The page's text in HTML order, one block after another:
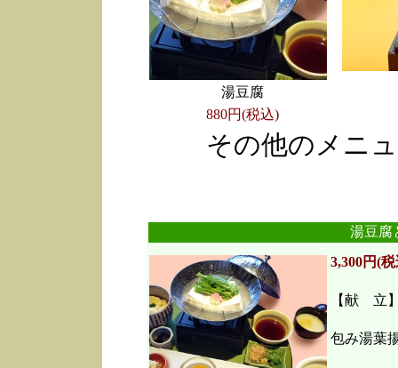
湯豆腐
880円(税込)
その他のメニ
湯豆腐
3,300円(
【献 立
包み湯葉